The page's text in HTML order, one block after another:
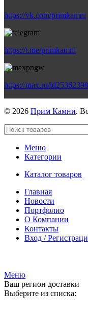
https://vk.com/primkamni
https://t.me/primkamni
https://max.ru/
© 2026 Прим Камни.
Меню
Категории
Каталог товаров
Главная
Новости
Портфолио
О Компании
Контакты
Вход /
Меню
Ваш регион доставки
Выберите из списка: